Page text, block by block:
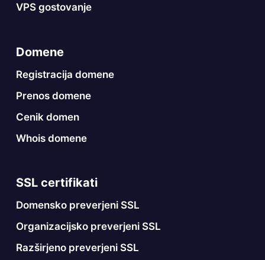
VPS gostovanje
Domene
Registracija domene
Prenos domene
Cenik domen
Whois domene
SSL certifikati
Domensko preverjeni SSL
Organizacijsko preverjeni SSL
Razširjeno preverjeni SSL